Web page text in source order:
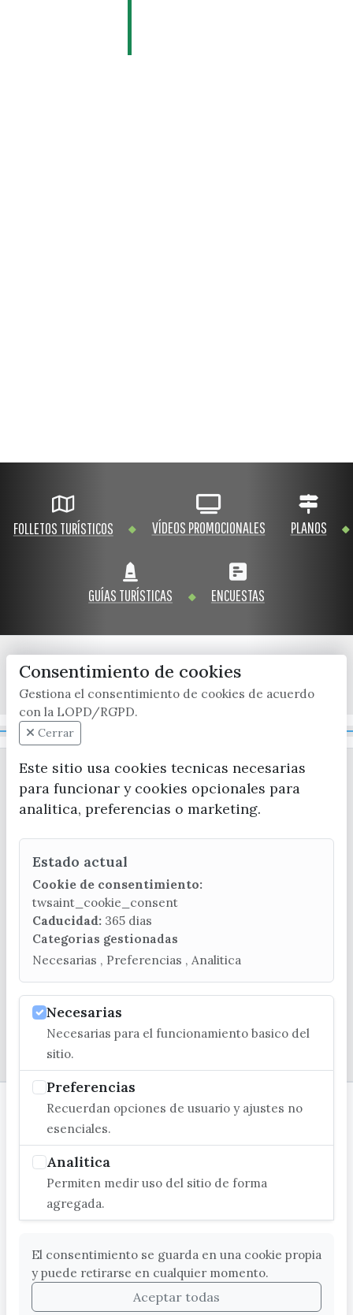
FOLLETOS TURÍSTICOS VÍDEOS PROMOCIONALES PLANOS
GUÍAS TURÍSTICAS ENCUESTAS
x / twitter facebook youtube instagram
CONTACTA CON LA OFICINA DE TURISMO
(+34) 952 541 104
turismo@velezmalaga.es
C/ Poniente, 2. CP 29740 - Torre del Mar
Consentimiento de cookies
Gestiona el consentimiento de cookies de acuerdo
con la LOPD/RGPD.
Cerrar
Este sitio usa cookies tecnicas necesarias
para funcionar y cookies opcionales para
analitica, preferencias o marketing.
Estado actual
Cookie de consentimiento:
twsaint_cookie_consent
Caducidad: 365 dias
Categorias gestionadas
Necesarias , Preferencias , Analitica
Necesarias
Necesarias para el funcionamiento basico del
sitio.
Preferencias
Recuerdan opciones de usuario y ajustes no
esenciales.
Analitica
Permiten medir uso del sitio de forma
agregada.
El consentimiento se guarda en una cookie propia
y puede retirarse en cualquier momento.
Aceptar todas